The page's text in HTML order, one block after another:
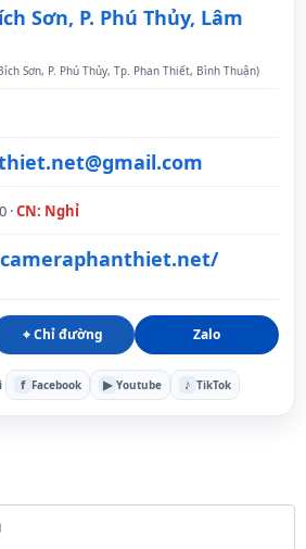
Sơn, P. Phú Thủy, Lâm
Sơn, P. Phú Thủy, Tp. Phan Thiết, Bình Thuận)
·CN: Nghỉ
⌖ Chỉ đường Zalo
f Facebook ▶ Youtube ♪ TikTok